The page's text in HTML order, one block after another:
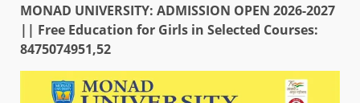
MONAD UNIVERSITY: ADMISSION OPEN 2026-2027
|| Free Education for Girls in Selected Courses:
8475074951,52